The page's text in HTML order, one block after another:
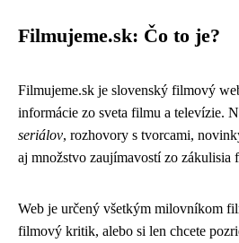
Filmujeme.sk: Čo to je?
Filmujeme.sk je slovenský filmový
informácie zo sveta filmu a televízie.
seriálov, rozhovory s tvorcami,
aj množstvo zaujímavostí zo zákulisia
Web je určený všetkým milovníkom
filmový kritik, alebo si len chcete